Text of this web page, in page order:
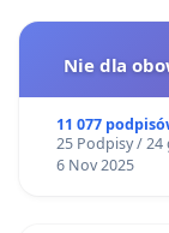
Nie dla
11 077
25 Podpisy / 24
6 Nov 2025